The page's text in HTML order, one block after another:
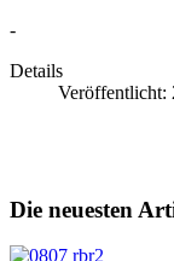
-
Details
Veröffentlicht:
Die neuesten